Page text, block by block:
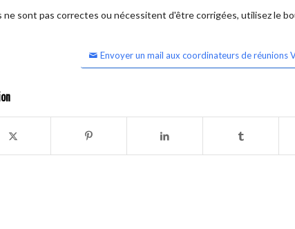
ne sont pas correctes ou nécessitent d'être corrigées, utilisez le
Envoyer un mail aux coordinateurs de réunions